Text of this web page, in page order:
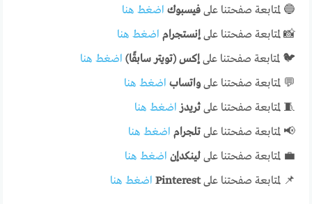
🔵 لمتابعة صفحتنا علىفيسبوك اضغط هنا
📸 لمتابعة صفحتنا علىإنستجرام اضغط هنا
🐦 لمتابعة صفحتنا علىإكس (تويتر سابقًا) اضغط هنا
💬 لمتابعة صفحتنا علىواتساب اضغط هنا
🧵 لمتابعة صفحتنا علىثريدز اضغط هنا
📢 لمتابعة صفحتنا علىتلجرام اضغط هنا
💼 لمتابعة صفحتنا علىلينكدإن اضغط هنا
📌 لمتابعة صفحتنا علىPinterest اضغط هنا